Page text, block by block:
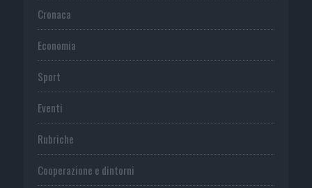
Cronaca
Economia
Sport
Eventi
Rubriche
Cooperazione e dintorni